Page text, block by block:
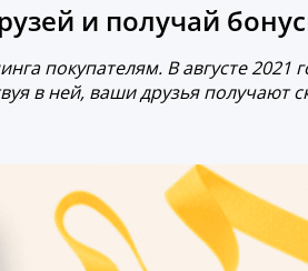
и получай
покупателям. В августе
в ней, ваши друзья получают